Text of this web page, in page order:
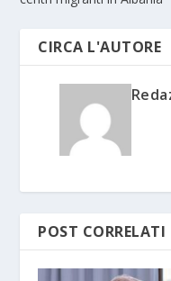
CIRCA L'AUTORE
POST CORRELATI